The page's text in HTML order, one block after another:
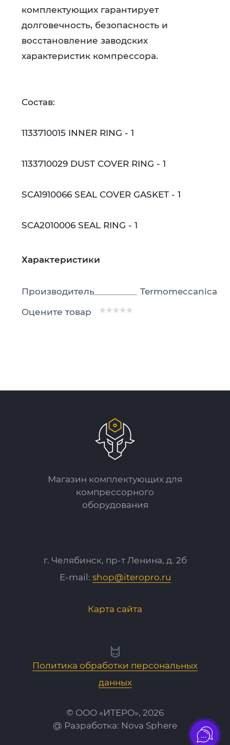
комплектующих гарантирует
долговечность, безопасность и
восстановление заводских
характеристик компрессора.
Состав:
1133710015 INNER RING - 1
1133710029 DUST COVER RING - 1
SCA1910066 SEAL COVER GASKET - 1
SCA2010006 SEAL RING - 1
Характеристики
Производитель
Termomeccanica
Оцените товар
Магазин комплектующих для
компрессорного
оборудования
г. Челябинск, пр-т Ленина, д. 2б
E-mail: shop@iteropro.ru
Карта сайта
© ООО «ИТЕРО», 2026
@ Разработка: Nova Sphere
Политика обработки персональных
данных